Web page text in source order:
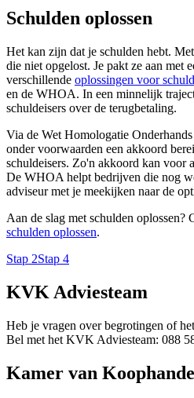
Schulden oplossen
Het kan zijn dat je schulden hebt.
die niet opgelost. Je pakt ze aan met
verschillende oplossingen voor
en de WHOA. In een minnelijk
schuldeisers over de terugbetaling.
Via de Wet Homologatie
onder voorwaarden een akkoord
schuldeisers. Zo'n akkoord kan voor
De WHOA helpt bedrijven die nog
adviseur met je meekijken naar de
Aan de slag met schulden oplossen?
schulden oplossen.
Stap 2Stap 4
KVK Adviesteam
Heb je vragen over begrotingen of
Bel met het KVK Adviesteam: 088
Kamer van